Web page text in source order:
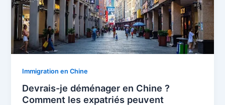
Immigration en Chine
Devrais-je déménager en Chine ?
Comment les expatriés peuvent
Comment
les
expatriés
peuvent
prospérer
dans
Royaume
du